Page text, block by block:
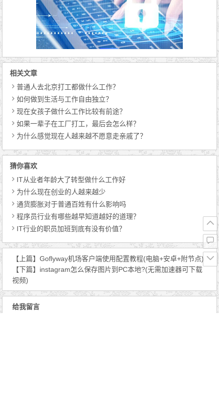
相关文章
普通人去北京打工都做什么工作？
如何做到生活与工作自由独立？
现在女孩子做什么工作比较有前途？
如果一辈子在工厂打工，最后会怎么样？
为什么感觉现在人越来越不愿意走亲戚了？
猜你喜欢
IT从业者年龄大了转型做什么工作好
为什么现在创业的人越来越少
通货膨胀对于普通百姓有什么影响吗
程序员行业有哪些越早知道越好的道理？
IT行业的职员加班到底有没有价值？
【上篇】Goflyway机场客户端使用配置教程(电脑+安卓+附节点)
【下篇】 instagram怎么保存图片到PC本地?(无需加速器可下载
视频)
给我留言